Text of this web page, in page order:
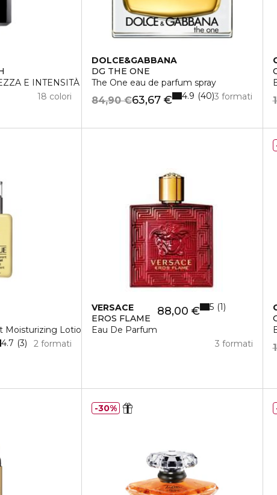
E INTENSITÀ IN UN FLASH
18 colori
DOLCE&GABBANA
DG THE ONE
The One eau de parfum spray
63,67 €
84,90 € 3 formati
4.9 40
Moisturizing Lotion +
2 formati
4.7 3
VERSACE
EROS FLAME
Eau De Parfum
88,00 €
3 formati
5 1
30%